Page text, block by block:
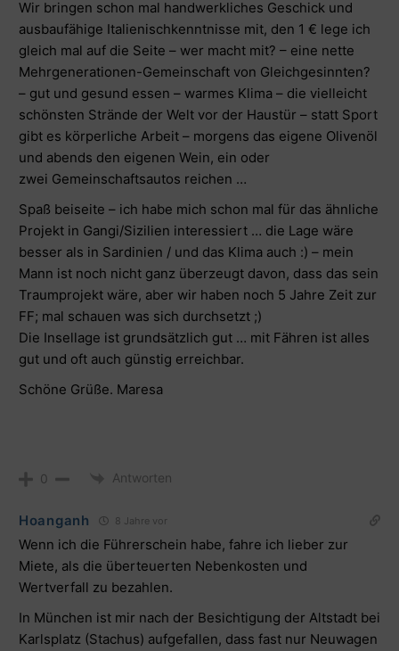
Wir bringen schon mal handwerkliches Geschick und
ausbaufähige Italienischkenntnisse mit, den 1 € lege ich
gleich mal auf die Seite – wer macht mit? – eine nette
Mehrgenerationen-Gemeinschaft von Gleichgesinnten?
– gut und gesund essen – warmes Klima – die vielleicht
schönsten Strände der Welt vor der Haustür – statt Sport
gibt es körperliche Arbeit – morgens das eigene Olivenöl
und abends den eigenen Wein, ein oder
zwei Gemeinschaftsautos reichen …
Spaß beiseite – ich habe mich schon mal für das ähnliche
Projekt in Gangi/Sizilien interessiert … die Lage wäre
besser als in Sardinien / und das Klima auch :) – mein
Mann ist noch nicht ganz überzeugt davon, dass das sein
Traumprojekt wäre, aber wir haben noch 5 Jahre Zeit zur
FF; mal schauen was sich durchsetzt ;)
Die Insellage ist grundsätzlich gut … mit Fähren ist alles
gut und oft auch günstig erreichbar.
Schöne Grüße. Maresa
0 Antworten
Hoanganh 8 Jahre vor
Wenn ich die Führerschein habe, fahre ich lieber zur
Miete, als die überteuerten Nebenkosten und
Wertverfall zu bezahlen.
In München ist mir nach der Besichtigung der Altstadt bei
Karlsplatz (Stachus) aufgefallen, dass fast nur Neuwagen